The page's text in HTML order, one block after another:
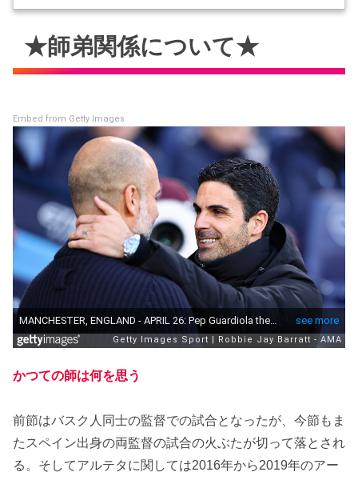
★師弟関係について★
Embed from Getty Images
かつての師は何を思う
前節はバスク人同士の監督での試合となったが、今節もま
たスペイン出身の両監督の試合の火ぶたが切って落とされ
る。そしてアルテタに関しては2016年から2019年のアー